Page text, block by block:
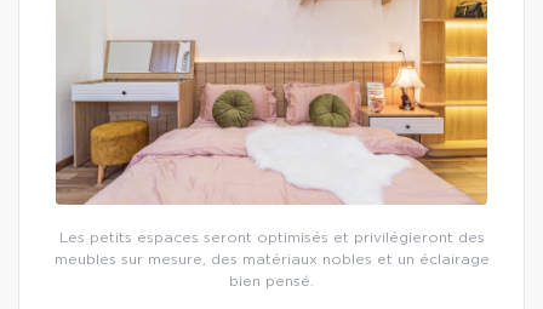
Les petits espaces seront optimisés et privilégieront des
meubles sur mesure, des matériaux nobles et un éclairage
bien pensé.